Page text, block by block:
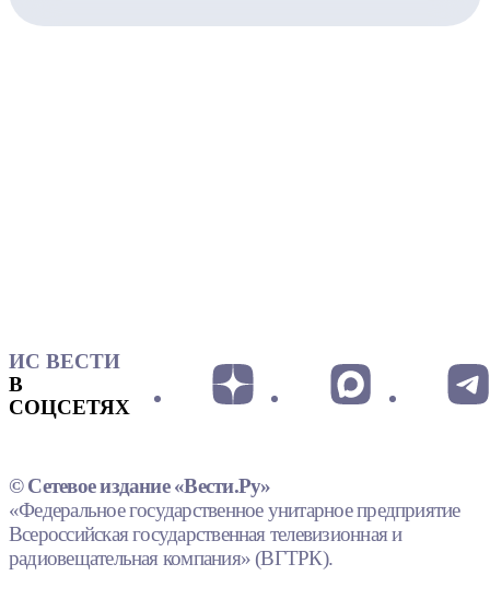
ИС ВЕСТИ
В
СОЦСЕТЯХ
© Сетевое издание «Вести.Ру»
«Федеральное государственное унитарное предприятие
Всероссийская государственная телевизионная и
радиовещательная компания» (ВГТРК).